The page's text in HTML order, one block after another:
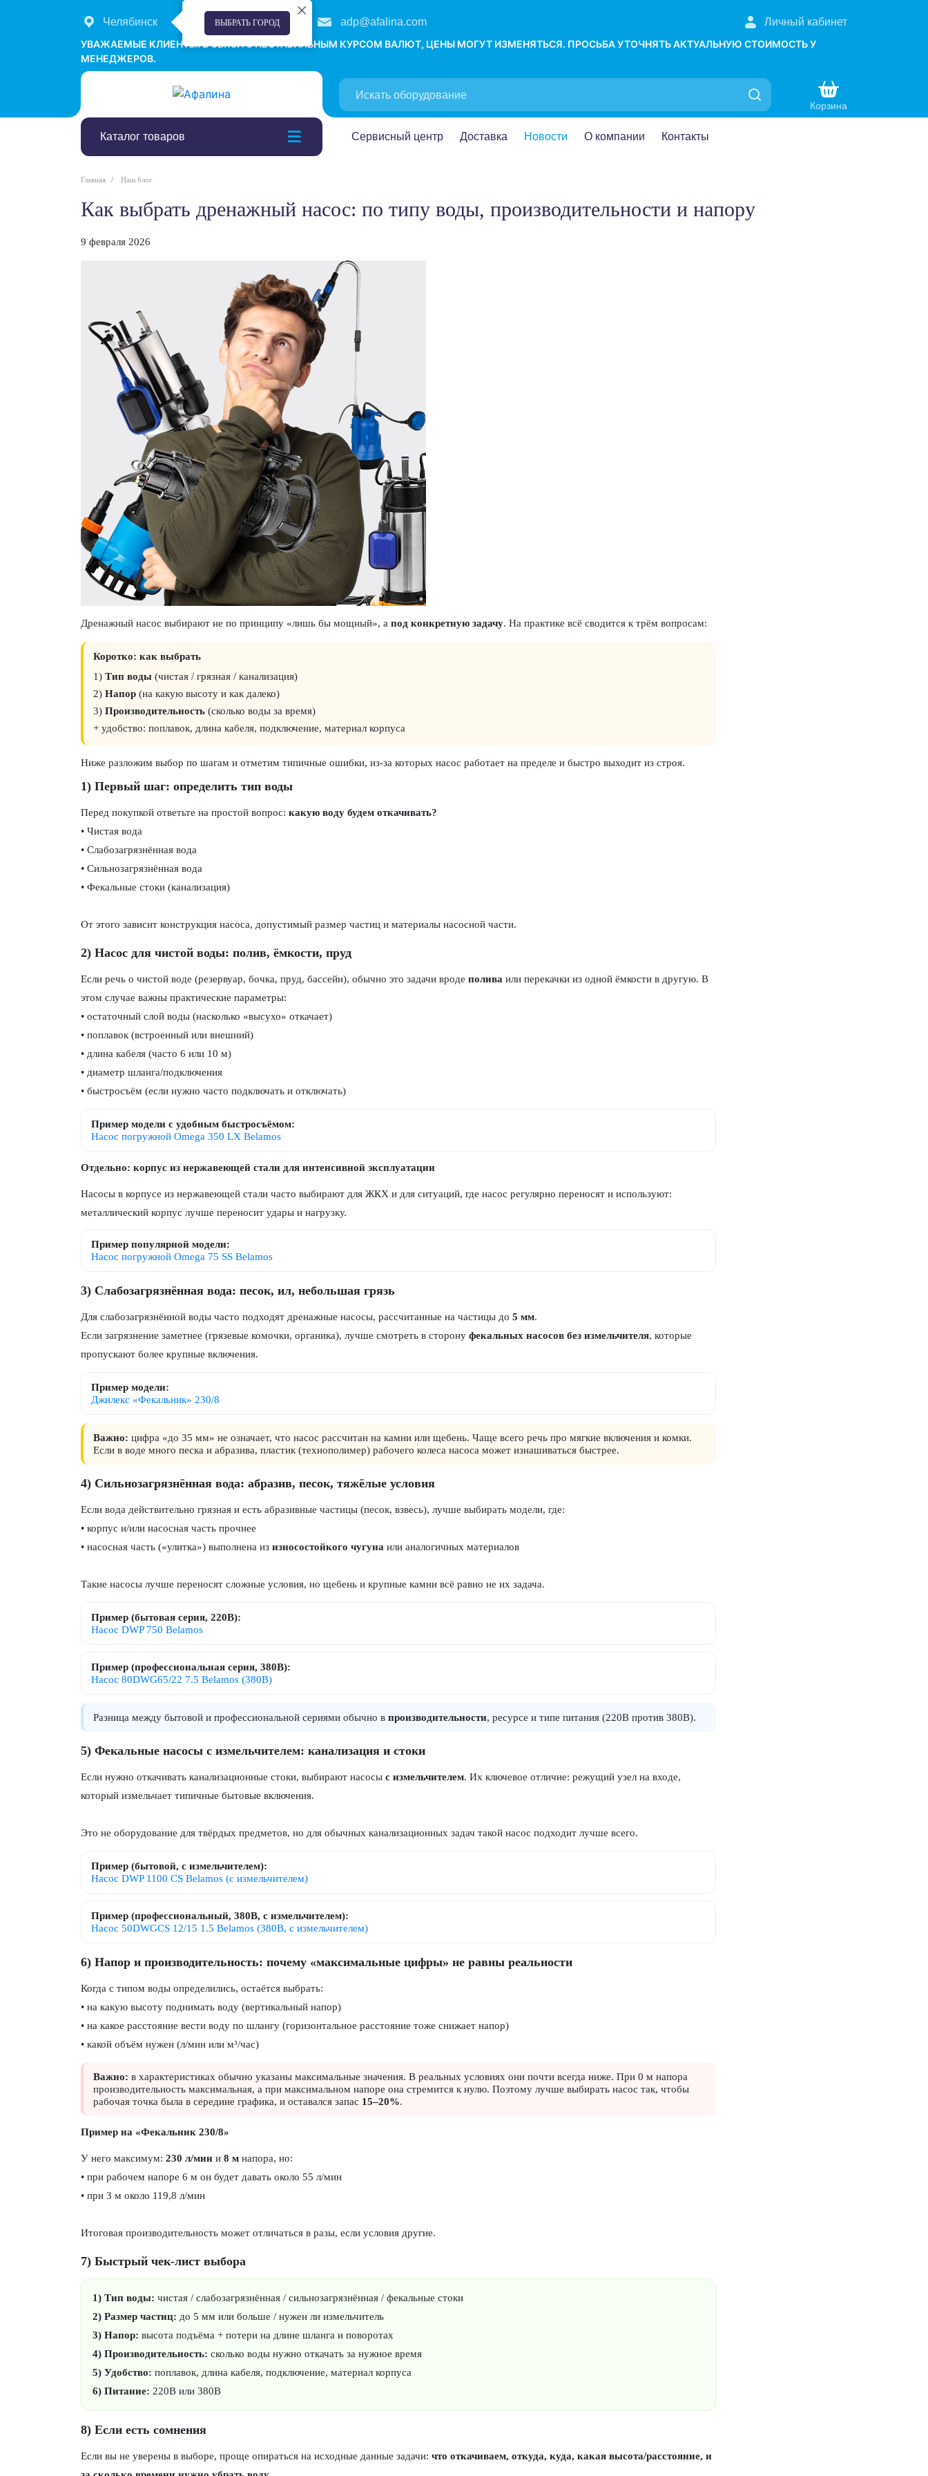
Челябинск ВЫБРАТЬ ГОРОД
+7 (351) 242-00-58 adp@afalina.com
Личный кабинет
УВАЖАЕМЫЕ КЛИЕНТЫ! В СВЯЗИ С НЕСТАБИЛЬНЫМ КУРСОМ ВАЛЮТ, ЦЕНЫ МОГУТ ИЗМЕНЯТЬСЯ. ПРОСЬБА УТОЧНЯТЬ АКТУАЛЬНУЮ СТОИМОСТЬ У
МЕНЕДЖЕРОВ.
Корзина
Каталог товаров Сервисный центр Доставка Новости О компании Контакты
Главная Наш блог
Как выбрать дренажный насос: по типу воды, производительности и напору
9 февраля 2026
Дренажный насос выбирают не по принципу «лишь бы мощный», а под конкретную задачу. На практике всё сводится к трём вопросам:
Коротко: как выбрать
1) Тип воды (чистая / грязная / канализация)
2) Напор (на какую высоту и как далеко)
3) Производительность (сколько воды за время)
+ удобство: поплавок, длина кабеля, подключение, материал корпуса
Ниже разложим выбор по шагам и отметим типичные ошибки, из-за которых насос работает на пределе и быстро выходит из строя.
1) Первый шаг: определить тип воды
Перед покупкой ответьте на простой вопрос: какую воду будем откачивать?
• Чистая вода
• Слабозагрязнённая вода
• Сильнозагрязнённая вода
• Фекальные стоки (канализация)
От этого зависит конструкция насоса, допустимый размер частиц и материалы насосной части.
2) Насос для чистой воды: полив, ёмкости, пруд
Если речь о чистой воде (резервуар, бочка, пруд, бассейн), обычно это задачи вроде полива или перекачки из одной ёмкости в другую. В
этом случае важны практические параметры:
• остаточный слой воды (насколько «высухо» откачает)
• поплавок (встроенный или внешний)
• длина кабеля (часто 6 или 10 м)
• диаметр шланга/подключения
• быстросъём (если нужно часто подключать и отключать)
Пример модели с удобным быстросъёмом:
Насос погружной Omega 350 LX Belamos
Отдельно: корпус из нержавеющей стали для интенсивной эксплуатации
Насосы в корпусе из нержавеющей стали часто выбирают для ЖКХ и для ситуаций, где насос регулярно переносят и используют:
металлический корпус лучше переносит удары и нагрузку.
Пример популярной модели:
Насос погружной Omega 75 SS Belamos
3) Слабозагрязнённая вода: песок, ил, небольшая грязь
Для слабозагрязнённой воды часто подходят дренажные насосы, рассчитанные на частицы до 5 мм.
Если загрязнение заметнее (грязевые комочки, органика), лучше смотреть в сторону фекальных насосов без измельчителя, которые
пропускают более крупные включения.
Пример модели:
Джилекс «Фекальник» 230/8
Важно: цифра «до 35 мм» не означает, что насос рассчитан на камни или щебень. Чаще всего речь про мягкие включения и комки.
Если в воде много песка и абразива, пластик (технополимер) рабочего колеса насоса может изнашиваться быстрее.
4) Сильнозагрязнённая вода: абразив, песок, тяжёлые условия
Если вода действительно грязная и есть абразивные частицы (песок, взвесь), лучше выбирать модели, где:
• корпус и/или насосная часть прочнее
• насосная часть («улитка») выполнена из износостойкого чугуна или аналогичных материалов
Такие насосы лучше переносят сложные условия, но щебень и крупные камни всё равно не их задача.
Пример (бытовая серия, 220В):
Насос DWP 750 Belamos
Пример (профессиональная серия, 380В):
Насос 80DWG65/22 7.5 Belamos (380В)
Разница между бытовой и профессиональной сериями обычно в производительности, ресурсе и типе питания (220В против 380В).
5) Фекальные насосы с измельчителем: канализация и стоки
Если нужно откачивать канализационные стоки, выбирают насосы с измельчителем. Их ключевое отличие: режущий узел на входе,
который измельчает типичные бытовые включения.
Это не оборудование для твёрдых предметов, но для обычных канализационных задач такой насос подходит лучше всего.
Пример (бытовой, с измельчителем):
Насос DWP 1100 CS Belamos (с измельчителем)
Пример (профессиональный, 380В, с измельчителем):
Насос 50DWGCS 12/15 1.5 Belamos (380В, с измельчителем)
6) Напор и производительность: почему «максимальные цифры» не равны реальности
Когда с типом воды определились, остаётся выбрать:
• на какую высоту поднимать воду (вертикальный напор)
• на какое расстояние вести воду по шлангу (горизонтальное расстояние тоже снижает напор)
• какой объём нужен (л/мин или м³/час)
Важно: в характеристиках обычно указаны максимальные значения. В реальных условиях они почти всегда ниже. При 0 м напора
производительность максимальная, а при максимальном напоре она стремится к нулю. Поэтому лучше выбирать насос так, чтобы
рабочая точка была в середине графика, и оставался запас 15–20%.
Пример на «Фекальник 230/8»
У него максимум: 230 л/мин и 8 м напора, но:
• при рабочем напоре 6 м он будет давать около 55 л/мин
• при 3 м около 119,8 л/мин
Итоговая производительность может отличаться в разы, если условия другие.
7) Быстрый чек-лист выбора
1) Тип воды: чистая / слабозагрязнённая / сильнозагрязнённая / фекальные стоки
2) Размер частиц: до 5 мм или больше / нужен ли измельчитель
3) Напор: высота подъёма + потери на длине шланга и поворотах
4) Производительность: сколько воды нужно откачать за нужное время
5) Удобство: поплавок, длина кабеля, подключение, материал корпуса
6) Питание: 220В или 380В
8) Если есть сомнения
Если вы не уверены в выборе, проще опираться на исходные данные задачи: что откачиваем, откуда, куда, какая высота/расстояние, и